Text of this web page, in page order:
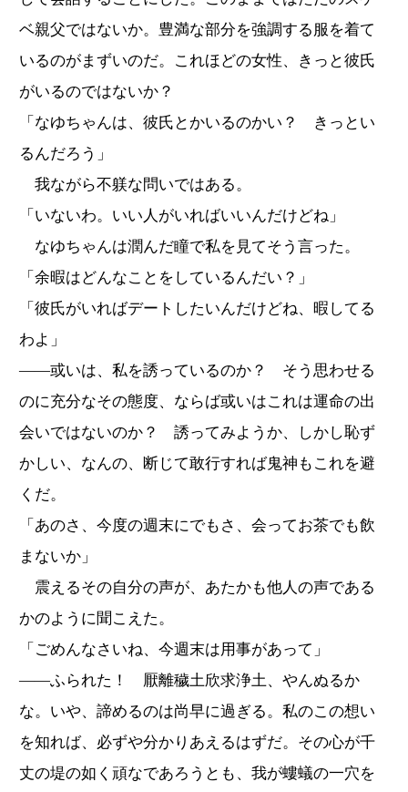
ベ親父ではないか。豊満な部分を強調する服を着て
いるのがまずいのだ。これほどの女性、きっと彼氏
がいるのではないか？
「なゆちゃんは、彼氏とかいるのかい？ きっとい
るんだろう」
我ながら不躾な問いではある。
「いないわ。いい人がいればいいんだけどね」
なゆちゃんは潤んだ瞳で私を見てそう言った。
「余暇はどんなことをしているんだい？」
「彼氏がいればデートしたいんだけどね、暇してる
わよ」
――或いは、私を誘っているのか？ そう思わせる
のに充分なその態度、ならば或いはこれは運命の出
会いではないのか？ 誘ってみようか、しかし恥ず
かしい、なんの、断じて敢行すれば鬼神もこれを避
くだ。
「あのさ、今度の週末にでもさ、会ってお茶でも飲
まないか」
震えるその自分の声が、あたかも他人の声である
かのように聞こえた。
「ごめんなさいね、今週末は用事があって」
――ふられた！ 厭離穢土欣求浄土、やんぬるか
な。いや、諦めるのは尚早に過ぎる。私のこの想い
を知れば、必ずや分かりあえるはずだ。その心が千
丈の堤の如く頑なであろうとも、我が螻蟻の一穴を